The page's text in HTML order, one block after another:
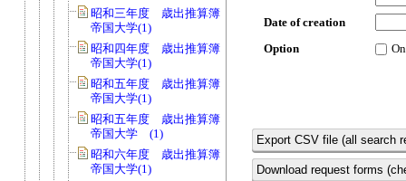
昭和三年度 歳出推算簿 会費 京都
帝国大学(1)
昭和四年度 歳出推算簿 会費 京都
帝国大学(1)
昭和五年度 歳出推算簿 会費 京都
帝国大学(1)
昭和五年度 歳出推算簿 会費 京都
帝国大学 (1)
昭和六年度 歳出推算簿 会費 京都
帝国大学(1)
Date of creation
Option
Export CSV file (all search
Download request forms